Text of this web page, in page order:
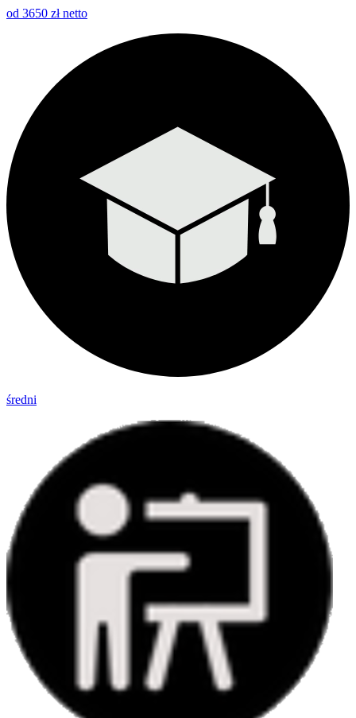
od 3650 zł netto
średni